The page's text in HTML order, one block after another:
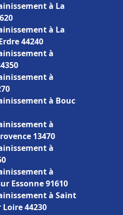
à La
à La
44240
à
à
à Bouc
à
13470
à
à
Essonne 91610
à Saint
44230